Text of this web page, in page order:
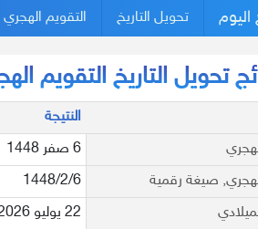
اليوم تحويل التاريخ التقويم الهجري
تحويل التاريخ التقويم الهجري
النتيجة
6 صفر 1448
صيغة رقمية
1448/2/6
22 يوليو 2026